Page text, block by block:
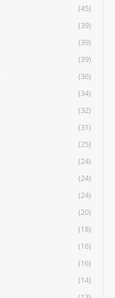
(45)
(39)
(39)
(39)
(36)
(34)
(32)
(31)
(25)
(24)
(24)
(24)
(20)
(18)
(16)
(16)
(14)